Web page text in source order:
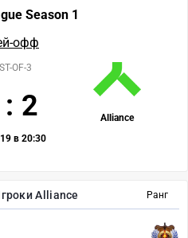
Ранг
Alliance
Season 1
офф
Alliance
OF-3
: 2
в 20:30